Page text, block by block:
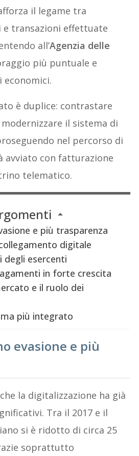
il legame tra
transazioni effettuate
all’Agenzia delle
più puntuale e
economici.
è duplice: contrastare
modernizzare il sistema di
nel percorso di
avviato con fatturazione
telematico.
e più trasparenza
digitale
degli esercenti
in forte crescita
e il ruolo dei
più integrato
evasione e più
la digitalizzazione ha già
Tra il 2017 e il
si è ridotto di circa 25
soprattutto